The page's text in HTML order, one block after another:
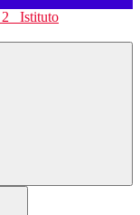
Istituto